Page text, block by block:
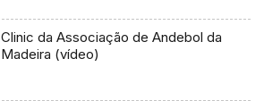
Clinic da Associação de Andebol da
Madeira (vídeo)